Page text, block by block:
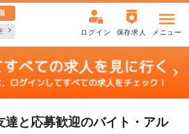
ログイン 保存求人 メニュー
達と応募歓迎のバイト・アル